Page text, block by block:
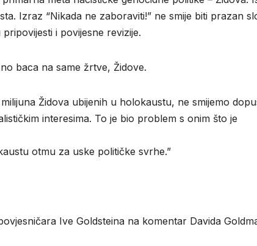
Izraz “Nikada ne zaboraviti!” ne smije biti prazan
i povijesne revizije.
baca na same žrtve, Židove.
Židova ubijenih u holokaustu, ne smijemo
interesima. To je bio problem s onim što je
otmu za uske političke svrhe.”
Ive Goldsteina na komentar Davida